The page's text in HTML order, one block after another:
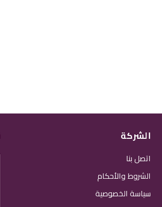
الشركة
اتصل بنا
الشروط والأحكام
سياسة الخصوصية